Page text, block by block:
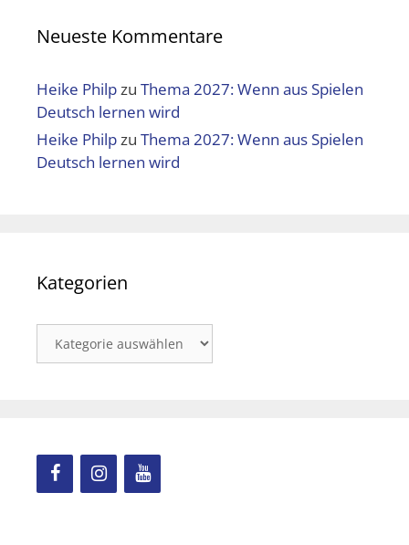
Neueste Kommentare
Heike Philpzu Thema 2027: Wenn aus Spielen
Deutsch lernen wird
Heike Philpzu Thema 2027: Wenn aus Spielen
Deutsch lernen wird
Kategorien
Kategorien